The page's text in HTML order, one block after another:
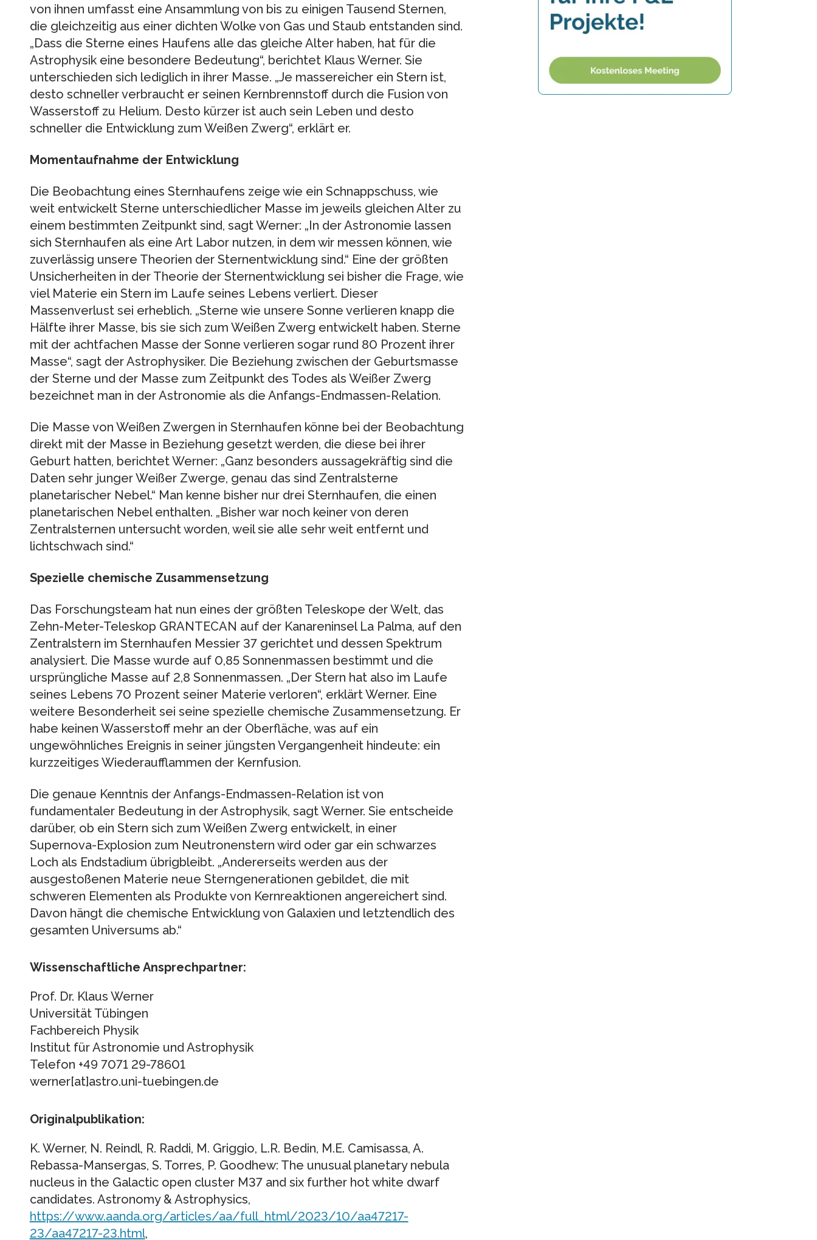
von ihnen umfasst eine Ansammlung von bis zu einigen Tausend Sternen,
die gleichzeitig aus einer dichten Wolke von Gas und Staub entstanden sind.
„Dass die Sterne eines Haufens alle das gleiche Alter haben, hat für die
Astrophysik eine besondere Bedeutung“, berichtet Klaus Werner. Sie
unterschieden sich lediglich in ihrer Masse. „Je massereicher ein Stern ist,
desto schneller verbraucht er seinen Kernbrennstoff durch die Fusion von
Wasserstoff zu Helium. Desto kürzer ist auch sein Leben und desto
schneller die Entwicklung zum Weißen Zwerg“, erklärt er.
Momentaufnahme der Entwicklung
Die Beobachtung eines Sternhaufens zeige wie ein Schnappschuss, wie
weit entwickelt Sterne unterschiedlicher Masse im jeweils gleichen Alter zu
einem bestimmten Zeitpunkt sind, sagt Werner: „In der Astronomie lassen
sich Sternhaufen als eine Art Labor nutzen, in dem wir messen können, wie
zuverlässig unsere Theorien der Sternentwicklung sind.“ Eine der größten
Unsicherheiten in der Theorie der Sternentwicklung sei bisher die Frage, wie
viel Materie ein Stern im Laufe seines Lebens verliert. Dieser
Massenverlust sei erheblich. „Sterne wie unsere Sonne verlieren knapp die
Hälfte ihrer Masse, bis sie sich zum Weißen Zwerg entwickelt haben. Sterne
mit der achtfachen Masse der Sonne verlieren sogar rund 80 Prozent ihrer
Masse“, sagt der Astrophysiker. Die Beziehung zwischen der Geburtsmasse
der Sterne und der Masse zum Zeitpunkt des Todes als Weißer Zwerg
bezeichnet man in der Astronomie als die Anfangs-Endmassen-Relation.
Die Masse von Weißen Zwergen in Sternhaufen könne bei der Beobachtung
direkt mit der Masse in Beziehung gesetzt werden, die diese bei ihrer
Geburt hatten, berichtet Werner: „Ganz besonders aussagekräftig sind die
Daten sehr junger Weißer Zwerge, genau das sind Zentralsterne
planetarischer Nebel.“ Man kenne bisher nur drei Sternhaufen, die einen
planetarischen Nebel enthalten. „Bisher war noch keiner von deren
Zentralsternen untersucht worden, weil sie alle sehr weit entfernt und
lichtschwach sind.“
Spezielle chemische Zusammensetzung
Das Forschungsteam hat nun eines der größten Teleskope der Welt, das
Zehn-Meter-Teleskop GRANTECAN auf der Kanareninsel La Palma, auf den
Zentralstern im Sternhaufen Messier 37 gerichtet und dessen Spektrum
analysiert. Die Masse wurde auf 0,85 Sonnenmassen bestimmt und die
ursprüngliche Masse auf 2,8 Sonnenmassen. „Der Stern hat also im Laufe
seines Lebens 70 Prozent seiner Materie verloren“, erklärt Werner. Eine
weitere Besonderheit sei seine spezielle chemische Zusammensetzung. Er
habe keinen Wasserstoff mehr an der Oberfläche, was auf ein
ungewöhnliches Ereignis in seiner jüngsten Vergangenheit hindeute: ein
kurzzeitiges Wiederaufflammen der Kernfusion.
Die genaue Kenntnis der Anfangs-Endmassen-Relation ist von
fundamentaler Bedeutung in der Astrophysik, sagt Werner. Sie entscheide
darüber, ob ein Stern sich zum Weißen Zwerg entwickelt, in einer
Supernova-Explosion zum Neutronenstern wird oder gar ein schwarzes
Loch als Endstadium übrigbleibt. „Andererseits werden aus der
ausgestoßenen Materie neue Sterngenerationen gebildet, die mit
schweren Elementen als Produkte von Kernreaktionen angereichert sind.
Davon hängt die chemische Entwicklung von Galaxien und letztendlich des
gesamten Universums ab.“
Wissenschaftliche Ansprechpartner:
Prof. Dr. Klaus Werner
Universität Tübingen
Fachbereich Physik
Institut für Astronomie und Astrophysik
Telefon +49 7071 29-78601
werner[at]astro.uni-tuebingen.de
Originalpublikation:
K. Werner, N. Reindl, R. Raddi, M. Griggio, L.R. Bedin, M.E. Camisassa, A.
Rebassa-Mansergas, S. Torres, P. Goodhew: The unusual planetary nebula
nucleus in the Galactic open cluster M37 and six further hot white dwarf
candidates. Astronomy & Astrophysics,
https://www.aanda.org/articles/aa/full_html/2023/10/aa47217-
23/aa47217-23.html,